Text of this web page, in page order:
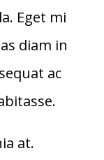
Eget mi
diam in
ac
at.